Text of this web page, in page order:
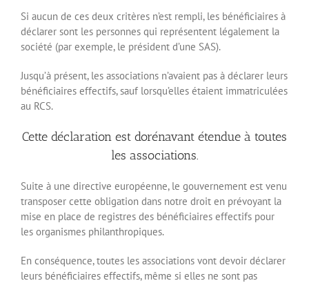
Si aucun de ces deux critères n’est rempli, les bénéficiaires à
déclarer sont les personnes qui représentent légalement la
société (par exemple, le président d’une SAS).
Jusqu’à présent, les associations n’avaient pas à déclarer leurs
bénéficiaires effectifs, sauf lorsqu’elles étaient immatriculées
au RCS.
Cette déclaration est dorénavant étendue à toutes
les associations.
Suite à une directive européenne, le gouvernement est venu
transposer cette obligation dans notre droit en prévoyant la
mise en place de registres des bénéficiaires effectifs pour
les organismes philanthropiques.
En conséquence, toutes les associations vont devoir déclarer
leurs bénéficiaires effectifs, même si elles ne sont pas